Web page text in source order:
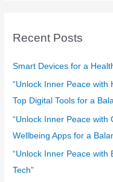
c
f
o
r
Recent Posts
Smart Devices for a
“Unlock Inner Peace with
Top Digital Tools for a
“Unlock Inner Peace with
Wellbeing Apps for a
“Unlock Inner Peace with
Tech”